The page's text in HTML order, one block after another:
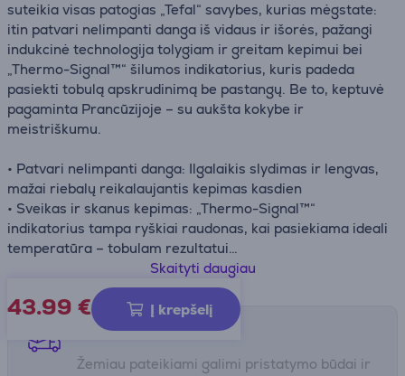
suteikia visas patogias „Tefal“ savybes, kurias mėgstate:
itin patvari nelimpanti danga iš vidaus ir išorės, pažangi
indukcinė technologija tolygiam ir greitam kepimui bei
„Thermo-Signal™“ šilumos indikatorius, kuris padeda
pasiekti tobulą apskrudinimą be pastangų. Be to, keptuvė
pagaminta Prancūzijoje – su aukšta kokybe ir
meistriškumu.
• Patvari nelimpanti danga: Ilgalaikis slydimas ir lengvas,
mažai riebalų reikalaujantis kepimas kasdien
• Sveikas ir skanus kepimas: „Thermo-Signal™“
indikatorius tampa ryškiai raudonas, kai pasiekiama ideali
temperatūra – tobulam rezultatui
• Greitas ir tolygus kaitinimas: „Thermo-Fusion™“
pagrindas užtikrina tolygų karščio paskirstymą – tinka
dujinėms, keraminėms ir indukcinėms viryklėms (išskyrus
• Lengvas valymas: Nelimpanti danga tiek viduje, tiek
išorėje – greitam ir paprastam valymui
Skaityti daugiau
43.99 € Į krepšelį
Pristatymo būdai
Žemiau pateikiami galimi pristatymo būdai ir